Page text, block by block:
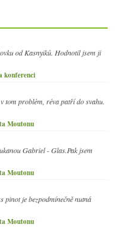
od Kasnyiků. Hodnotil jsem ji
konferenci
tom problém, réva patří do svahu.
Moutonu
Gabriel - Glas.Pak jsem
Moutonu
pinot je bezpodmínečně nutná
Moutonu